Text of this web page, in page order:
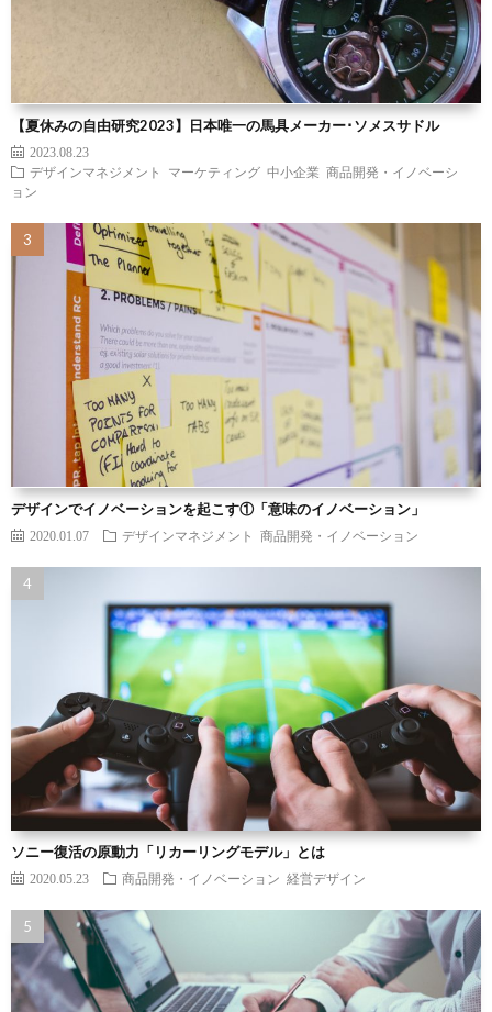
【夏休みの自由研究2023】日本唯一の馬具メーカー･ソメスサドル
2023.08.23
デザインマネジメント
マーケティング 中小企業 商品開発・イノベーシ
ョン
デザインでイノベーションを起こす①「意味のイノベーション」
2020.01.07 デザインマネジメント 商品開発・イノベーション
ソニー復活の原動力「リカーリングモデル」とは
2020.05.23 商品開発・イノベーション 経営デザイン